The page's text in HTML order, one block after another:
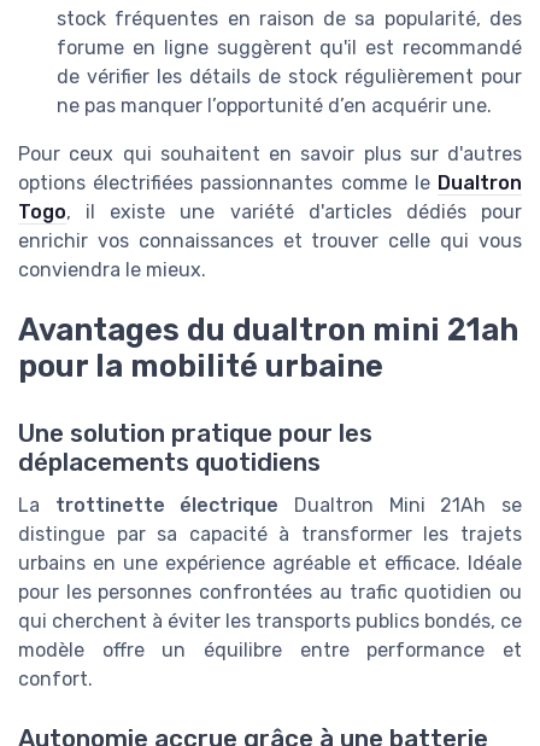
stock fréquentes en raison de sa popularité, des
forume en ligne suggèrent qu'il est recommandé
de vérifier les détails de stock régulièrement pour
ne pas manquer l’opportunité d’en acquérir une.
Pour ceux qui souhaitent en savoir plus sur d'autres
options électrifiées passionnantes comme le Dualtron
Togo, il existe une variété d'articles dédiés pour
enrichir vos connaissances et trouver celle qui vous
conviendra le mieux.
Avantages du dualtron mini 21ah
pour la mobilité urbaine
Une solution pratique pour les
déplacements quotidiens
La trottinette électrique Dualtron Mini 21Ah se
distingue par sa capacité à transformer les trajets
urbains en une expérience agréable et efficace. Idéale
pour les personnes confrontées au trafic quotidien ou
qui cherchent à éviter les transports publics bondés, ce
modèle offre un équilibre entre performance et
confort.
Autonomie accrue grâce à une batterie